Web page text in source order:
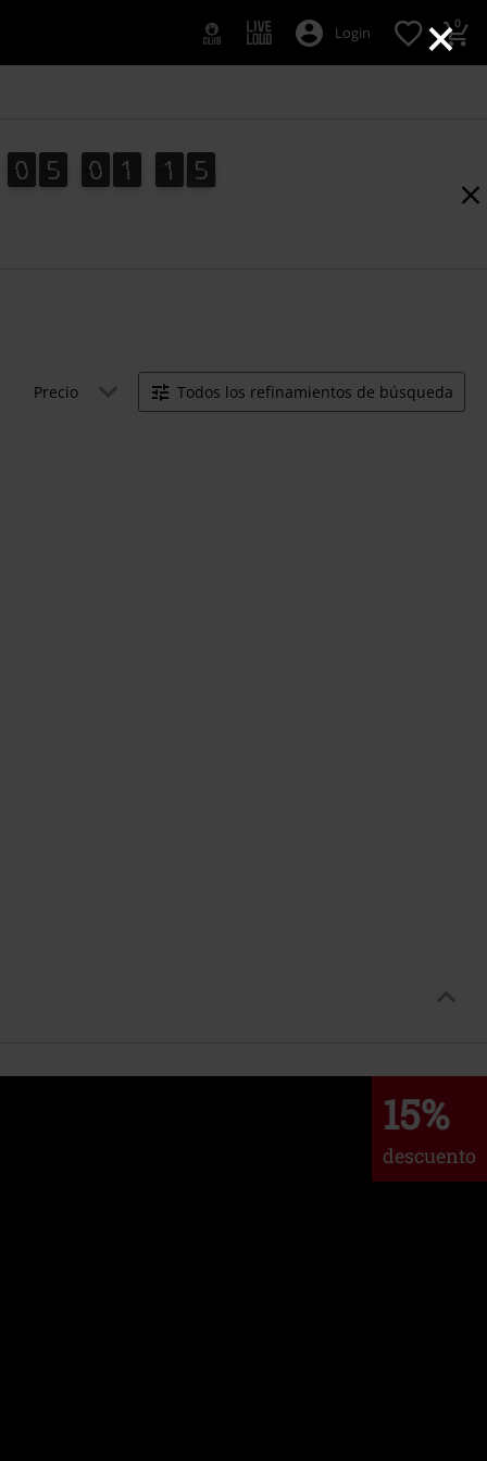
×
Login 0
0
0 5
5 0
0 1
1 1
1 4
5
4
6
5
Precio Todos los refinamientos de búsqueda
15%
descuento